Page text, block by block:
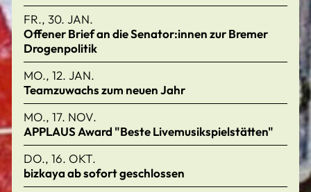
FR., 30. JAN.
Offener Brief an die Senator:innen zur Bremer
Drogenpolitik
MO., 12. JAN.
Teamzuwachs zum neuen Jahr
MO., 17. NOV.
APPLAUS Award "Beste Livemusikspielstätten"
DO., 16. OKT.
bizkaya ab sofort geschlossen